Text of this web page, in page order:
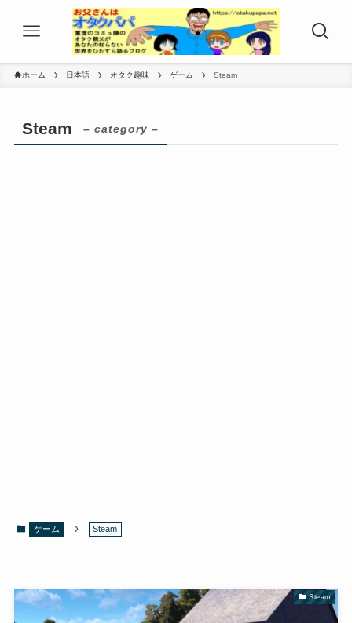
ホーム 日本語 オタク趣味 ゲーム Steam
Steam – category –
ゲーム Steam
Steam